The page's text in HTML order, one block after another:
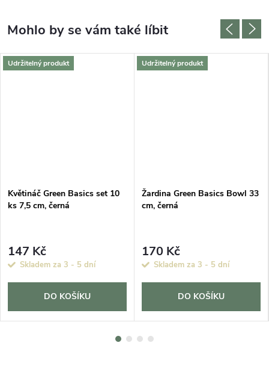
Udržitelný produkt
Květináč Green Basics set 10
ks 7,5 cm, černá
147 Kč
Skladem za 3 - 5 dní
DO KOŠÍKU
Udržitelný produkt
Žardina Green Basics Bowl 33
cm, černá
170 Kč
Skladem za 3 - 5 dní
DO KOŠÍKU